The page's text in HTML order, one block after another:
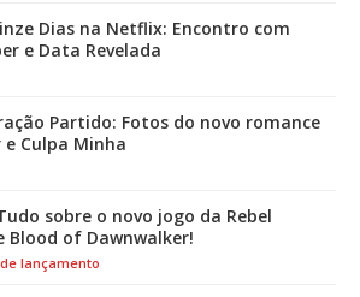
Dias na Netflix: Encontro com
e Data Revelada
Partido: Fotos do novo romance
Culpa Minha
sobre o novo jogo da Rebel
Blood of Dawnwalker!
lançamento